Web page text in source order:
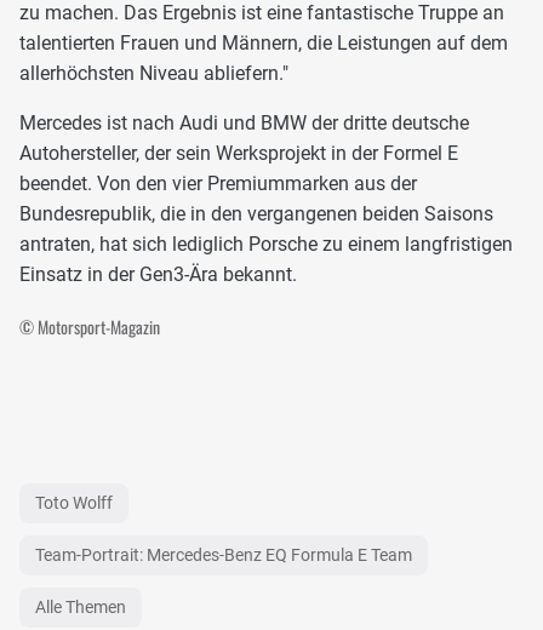
zu machen. Das Ergebnis ist eine fantastische Truppe an
talentierten Frauen und Männern, die Leistungen auf dem
allerhöchsten Niveau abliefern."
Mercedes ist nach Audi und BMW der dritte deutsche
Autohersteller, der sein Werksprojekt in der Formel E
beendet. Von den vier Premiummarken aus der
Bundesrepublik, die in den vergangenen beiden Saisons
antraten, hat sich lediglich Porsche zu einem langfristigen
Einsatz in der Gen3-Ära bekannt.
© Motorsport-Magazin
Toto Wolff
Team-Portrait: Mercedes-Benz EQ Formula E Team
Alle Themen